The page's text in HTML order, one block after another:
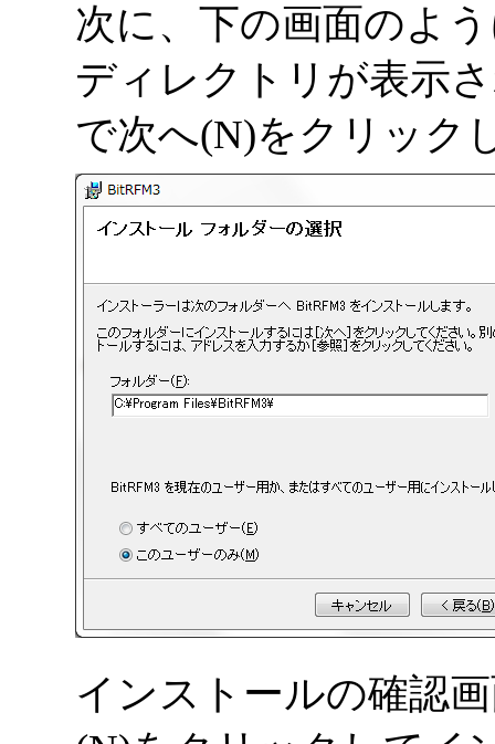
次に、下の画面のよ
ディレクトリが表示
で次へ(N)をクリック
インストールの確認